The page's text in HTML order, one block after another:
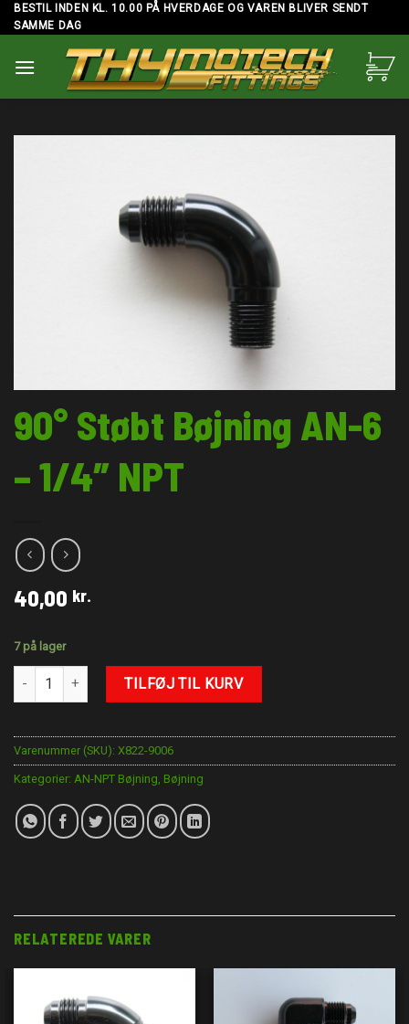
Skip
to
BESTIL INDEN KL. 10.00 PÅ HVERDAGE OG VAREN BLIVER SENDT
SAMME DAG
90° Støbt Bøjning AN-6
– 1/4″ NPT
40,00 kr.
7 på lager
90° Støbt Bøjning AN-6 - 1/4" NPT antal
TILFØJ TIL KURV
Varenummer (SKU): X822-9006
Kategorier: AN-NPT Bøjning Bøjning
RELATEREDE VARER